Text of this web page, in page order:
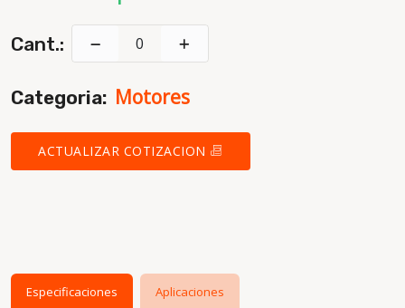
Cant.:
Categoria: Motores
ACTUALIZAR COTIZACION
Especificaciones Aplicaciones